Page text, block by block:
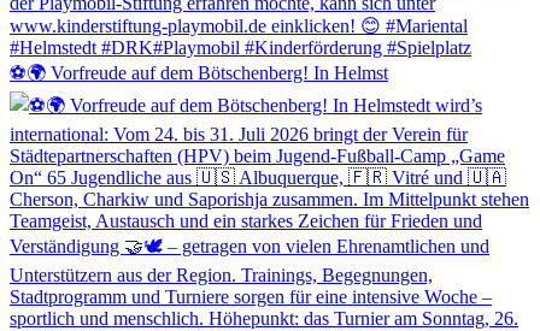
⚽🌍 Vorfreude auf dem Bötschenberg! In Helmst